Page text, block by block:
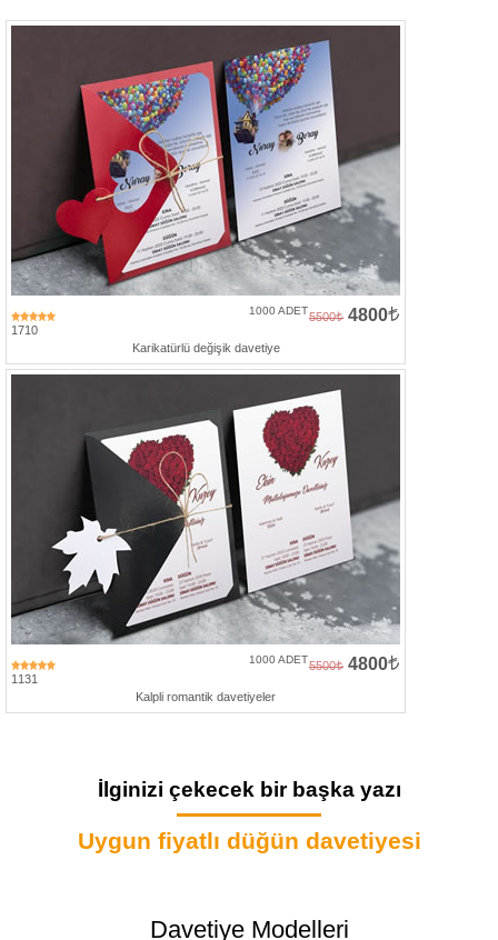
1710
5500 4800
1000 ADET
Karikatürlü değişik davetiye
1131
5500 4800
1000 ADET
Kalpli romantik davetiyeler
İlginizi çekecek bir başka yazı
Uygun fiyatlı düğün davetiyesi
Davetiye Modelleri